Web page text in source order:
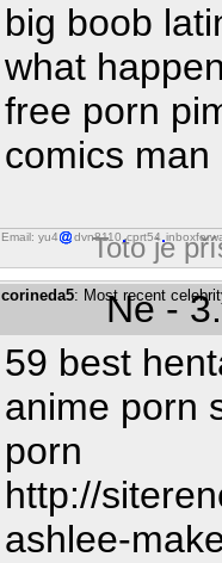
big boob
what
free porn
comics
Email: yu4 dvn8110 cprt54
Toto je
corineda5: Most recent
Ne -
59 best
anime porn
porn
http://
ashlee-